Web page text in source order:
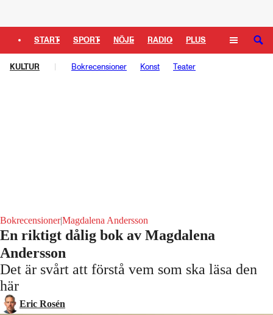
START SPORT NÖJE RADIO PLUS
TIPSA TV KULTUR LEDARE
SÖK
KULTUR Bokrecensioner Konst Teater
Bokrecensioner|Magdalena Andersson
En riktigt dålig bok av Magdalena
Andersson
Det är svårt att förstå vem som ska läsa den
här
Eric Rosén